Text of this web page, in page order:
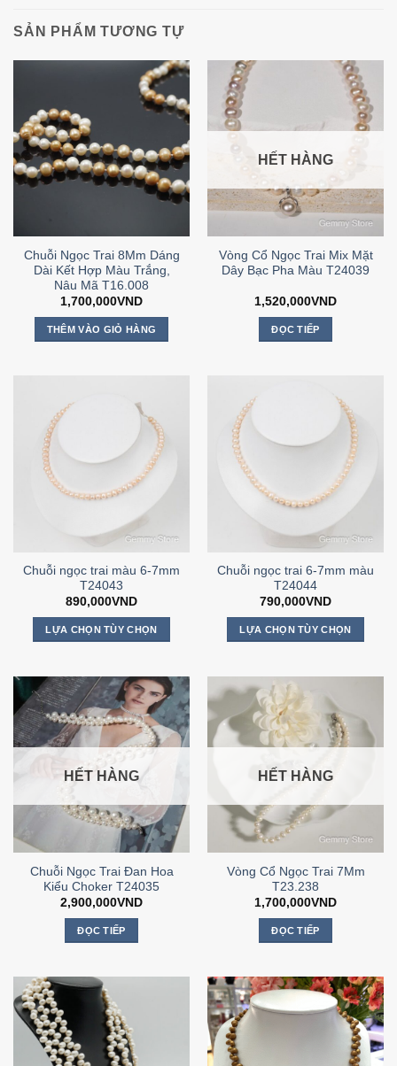
SẢN PHẨM TƯƠNG TỰ
Chuỗi Ngọc Trai 8Mm Dáng
Dài Kết Hợp Màu Trắng,
Nâu Mã T16.008
1,700,000VND
THÊM VÀO GIỎ HÀNG
HẾT HÀNG
Vòng Cổ Ngọc Trai Mix Mặt
Dây Bạc Pha Màu T24039
1,520,000VND
ĐỌC TIẾP
Chuỗi ngọc trai màu 6-7mm
T24043
890,000VND
LỰA CHỌN TÙY CHỌN
này
có
nhiều
biến
thể.
Các
chọn
thể
được
chọn
trên
trang
Chuỗi ngọc trai 6-7mm màu
T24044
790,000VND
LỰA CHỌN TÙY CHỌN
có
nhiều
biến
Các
chọn
thể
được
chọn
trên
trang
HẾT HÀNG
Chuỗi Ngọc Trai Đan Hoa
Kiểu Choker T24035
2,900,000VND
ĐỌC TIẾP
HẾT HÀNG
Vòng Cổ Ngọc Trai 7Mm
T23.238
1,700,000VND
ĐỌC TIẾP